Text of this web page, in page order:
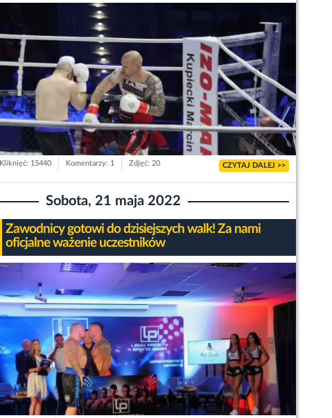
Kliknięć: 15440 Komentarzy: 1 Zdjęć: 20 CZYTAJ DALEJ >>
Sobota, 21 maja 2022
Zawodnicy gotowi do dzisiejszych walk! Za nami
oficjalne ważenie uczestników